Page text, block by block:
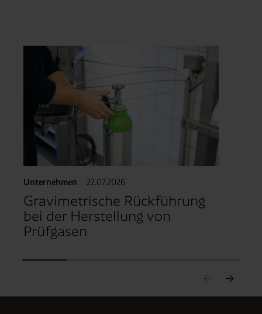
Unternehmen 22.07.2026
Gravimetrische Rückführung
bei der Herstellung von
Prüfgasen